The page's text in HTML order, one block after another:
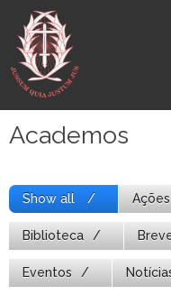
para
conteúdo
Academos
Show all
Biblioteca
Eventos